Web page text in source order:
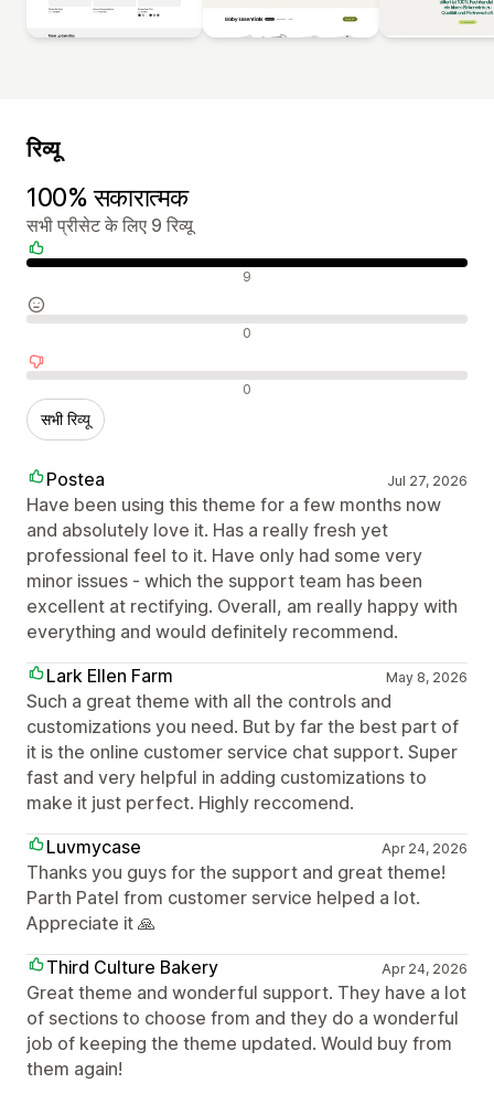
रिव्यू
100% सकारात्मक
सभी प्रीसेट के लिए 9 रिव्यू
सकारात्मक रिव्यू 9
न्यूट्रल रिव्यू 0
नकारात्मक रिव्यू 0
सभी रिव्यू
Postea Jul 27, 2026
Have been using this theme for a few months now
and absolutely love it. Has a really fresh yet
professional feel to it. Have only had some very
minor issues - which the support team has been
excellent at rectifying. Overall, am really happy with
everything and would definitely recommend.
Lark Ellen Farm
May 8, 2026
Such a great theme with all the controls and
customizations you need. But by far the best part of
it is the online customer service chat support. Super
fast and very helpful in adding customizations to
make it just perfect. Highly reccomend.
Luvmycase
Apr 24, 2026
Thanks you guys for the support and great theme!
Parth Patel from customer service helped a lot.
Appreciate it 🙏
Third Culture Bakery
Apr 24, 2026
Great theme and wonderful support. They have a lot
of sections to choose from and they do a wonderful
job of keeping the theme updated. Would buy from
them again!